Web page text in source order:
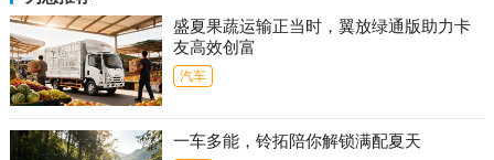
盛夏果蔬运输正当时，翼放绿通版助力卡
友高效创富
汽车
一车多能，铃拓陪你解锁满配夏天